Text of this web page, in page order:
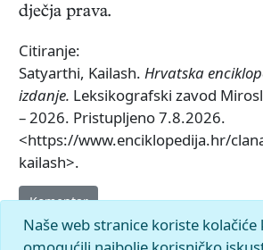
dječja prava.
Citiranje:
Satyarthi, Kailash. Hrvatska
izdanje. Leksikografski zavod
– 2026. Pristupljeno 7.8.2026.
<https://www.enciklopedija.hr/
kailash>.
Komentar
Naše web stranice koriste kolačiće